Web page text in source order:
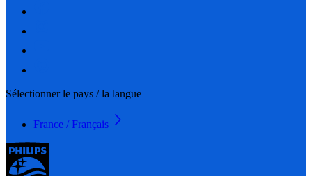
Sélectionner le pays / la langue
France / Français